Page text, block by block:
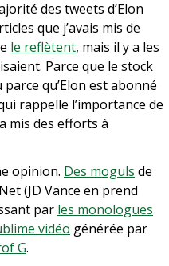
des tweets d’Elon
que j’avais mis de
le reflètent, mais il y a les
Parce que le stock
parce qu’Elon est abonné
rappelle l’importance de
mis des efforts à
opinion. Des moguls de
(JD Vance en prend
par les monologues
vidéo générée par
G.